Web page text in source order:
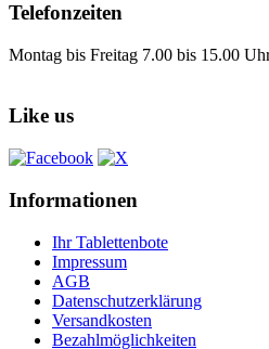
Telefonzeiten
Montag bis Freitag 7.00 bis 15.00
Like us
Informationen
Ihr Tablettenbote
Impressum
AGB
Datenschutzerklärung
Versandkosten
Bezahlmöglichkeiten